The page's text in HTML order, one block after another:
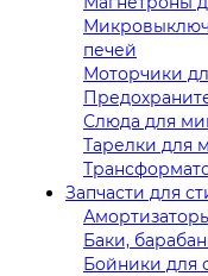
печей
Моторчики
Слюда для
Тарелки для
Запчасти для
Баки,
Бойники для